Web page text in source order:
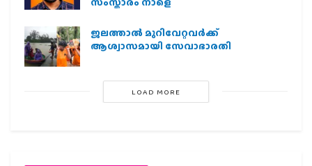
ജലത്താല്‍ മുറിവേറ്റവര്‍ക്ക്
ആശ്വാസമായി സേവാഭാരതി
LOAD MORE